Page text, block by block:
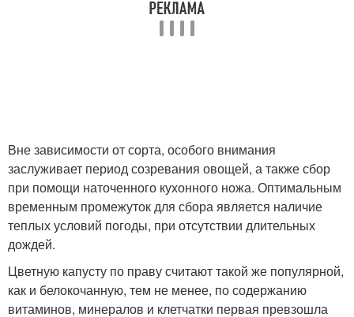
Вне зависимости от сорта, особого внимания
заслуживает период созревания овощей, а также сбор
при помощи наточенного кухонного ножа. Оптимальным
временным промежуток для сбора является наличие
теплых условий погоды, при отсутствии длительных
дождей.
Цветную капусту по праву считают такой же популярной,
как и белокочанную, тем не менее, по содержанию
витаминов, минералов и клетчатки первая превзошла